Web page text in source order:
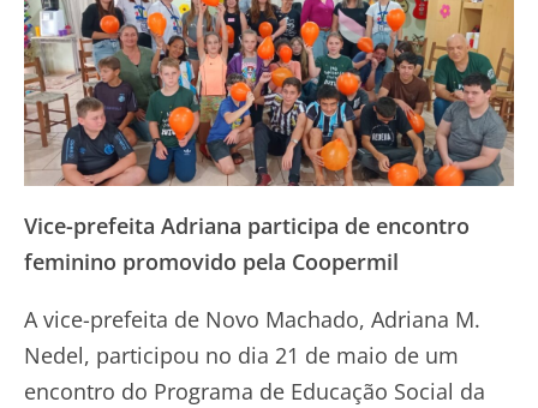
Vice-prefeita Adriana participa de encontro
feminino promovido pela Coopermil
A vice-prefeita de Novo Machado, Adriana M.
Nedel, participou no dia 21 de maio de um
encontro do Programa de Educação Social da